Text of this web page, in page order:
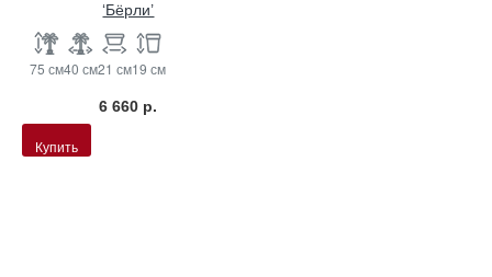
‘Бёрли’
75 см40 см21 см19 см
6 660 р.
Купить